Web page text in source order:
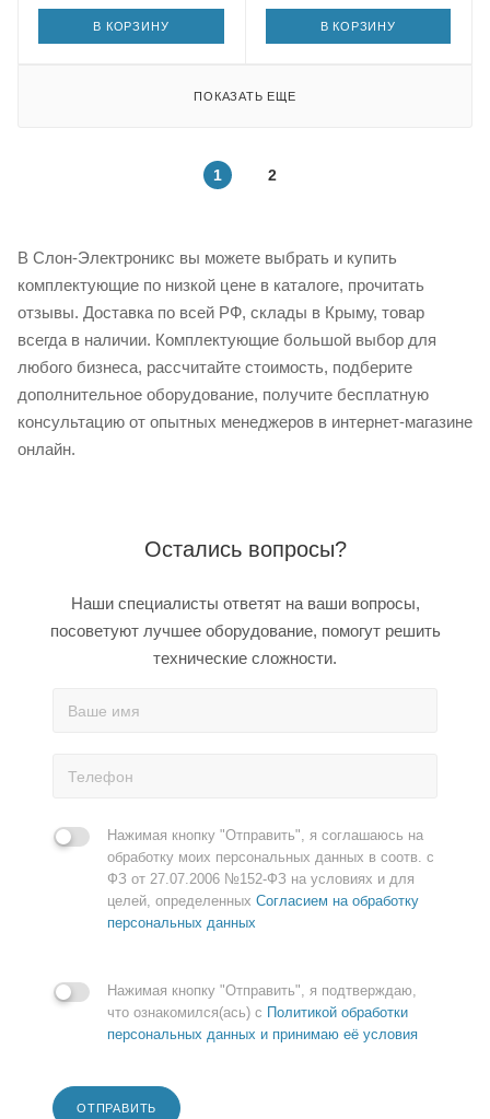
В КОРЗИНУ В КОРЗИНУ
ПОКАЗАТЬ ЕЩЕ
1 2
В Слон-Электроникс вы можете выбрать и купить
комплектующие по низкой цене в каталоге, прочитать
отзывы. Доставка по всей РФ, склады в Крыму, товар
всегда в наличии. Комплектующие большой выбор для
любого бизнеса, рассчитайте стоимость, подберите
дополнительное оборудование, получите бесплатную
консультацию от опытных менеджеров в интернет-магазине
онлайн.
Остались вопросы?
Наши специалисты ответят на ваши вопросы,
посоветуют лучшее оборудование, помогут решить
технические сложности.
Нажимая кнопку "Отправить", я соглашаюсь на
обработку моих персональных данных в соотв. с
ФЗ от 27.07.2006 №152-ФЗ на условиях и для
целей, определенных Согласием на обработку
персональных данных
Нажимая кнопку "Отправить", я подтверждаю,
что ознакомился(ась) с Политикой обработки
персональных данных и принимаю её условия
ОТПРАВИТЬ